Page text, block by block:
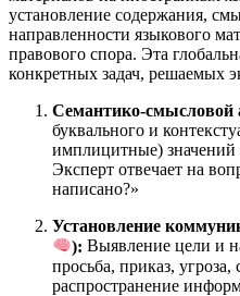
установление содержания,
направленности языкового
правового спора. Эта
конкретных задач, решаемых
Семантико-смысловой
буквального и
имплицитные) значений
Эксперт отвечает на
написано?»
Установление
): Выявление цели и
просьба, приказ, угроза,
распространение